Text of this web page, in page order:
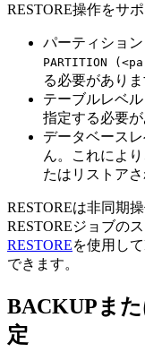
RESTORE操作をサ
パーティショ
PARTITION
る必要がありま
テーブルレベ
指定する必要が
データベース
ん。これによ
たはリストアさ
RESTOREは非同期操
RESTOREジョブの
RESTOREを使用し
できます。
BACKUPま
定